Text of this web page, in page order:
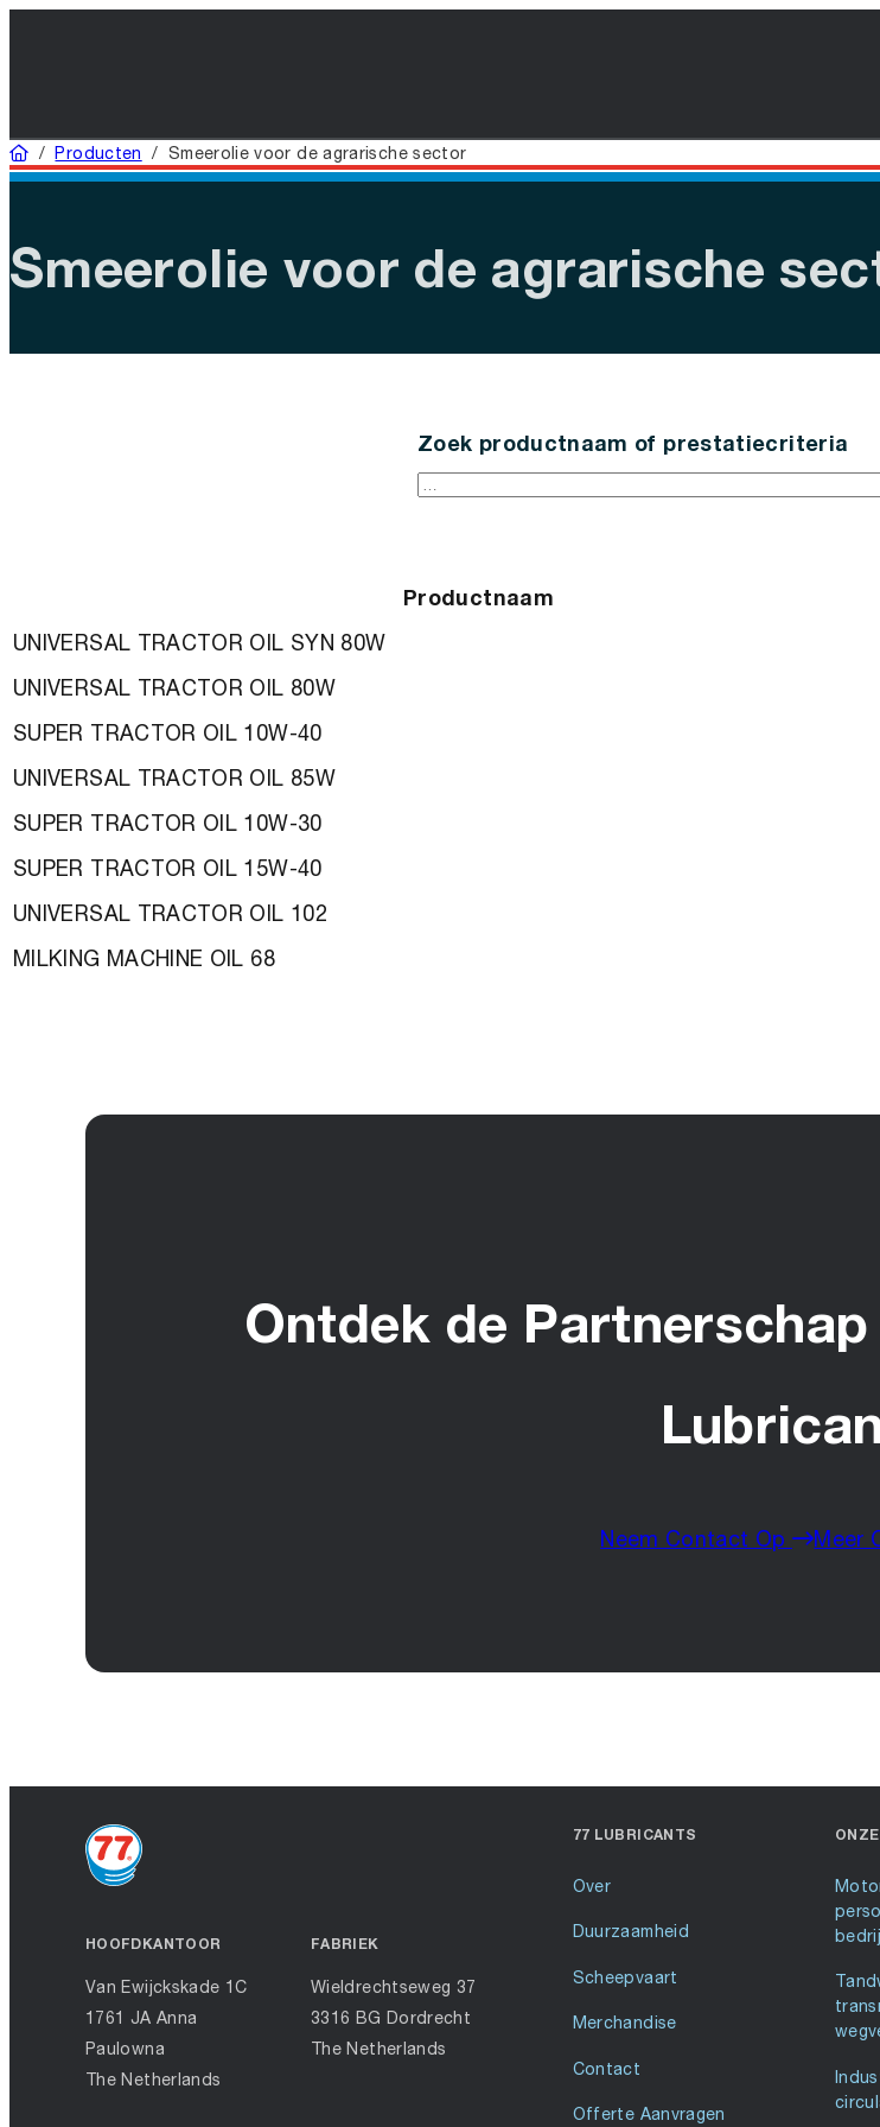
Home
/Producten / Smeerolie voor de agrarische sector
Smeerolie voor de agrarische
Zoek productnaam of prestatiecriteria
Productnaam
UNIVERSAL TRACTOR OIL SYN 80W
UNIVERSAL TRACTOR OIL 80W
SUPER TRACTOR OIL 10W-40
UNIVERSAL TRACTOR OIL 85W
SUPER TRACTOR OIL 10W-30
SUPER TRACTOR OIL 15W-40
UNIVERSAL TRACTOR OIL 102
MILKING MACHINE OIL 68
Ontdek de
Neem Contact Op Meer
HOOFDKANTOOR
Van Ewijckskade 1C
1761 JA Anna
Paulowna
The Netherlands
FABRIEK
Wieldrechtseweg 37
3316 BG Dordrecht
The Netherlands
77 LUBRICANTS
Over
Duurzaamheid
Scheepvaart
Merchandise
Contact
Offerte Aanvragen